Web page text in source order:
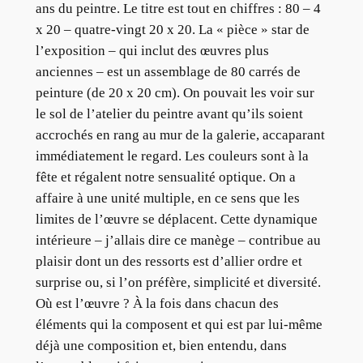
ans du peintre. Le titre est tout en chiffres : 80 – 4
x 20 – quatre-vingt 20 x 20. La « pièce » star de
l’exposition – qui inclut des œuvres plus
anciennes – est un assemblage de 80 carrés de
peinture (de 20 x 20 cm). On pouvait les voir sur
le sol de l’atelier du peintre avant qu’ils soient
accrochés en rang au mur de la galerie, accaparant
immédiatement le regard. Les couleurs sont à la
fête et régalent notre sensualité optique. On a
affaire à une unité multiple, en ce sens que les
limites de l’œuvre se déplacent. Cette dynamique
intérieure – j’allais dire ce manège – contribue au
plaisir dont un des ressorts est d’allier ordre et
surprise ou, si l’on préfère, simplicité et diversité.
Où est l’œuvre ? À la fois dans chacun des
éléments qui la composent et qui est par lui-même
déjà une composition et, bien entendu, dans